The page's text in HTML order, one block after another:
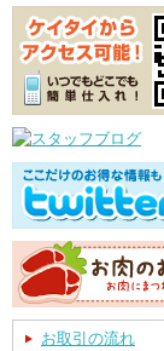
お取引の流れ